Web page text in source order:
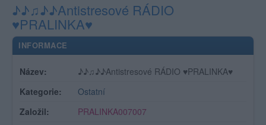
♪♪♫♪♪Antistresové RÁDIO
♥PRALINKA♥
INFORMACE
Název:
♪♪♫♪♪Antistresové RÁDIO ♥PRALINKA♥
Kategorie:
Ostatní
Založil:
PRALINKA007007